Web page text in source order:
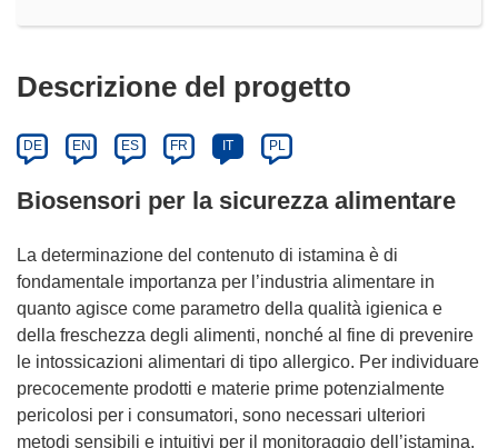
Descrizione del progetto
DE EN ES FR IT PL
Biosensori per la sicurezza alimentare
La determinazione del contenuto di istamina è di
fondamentale importanza per l’industria alimentare in
quanto agisce come parametro della qualità igienica e
della freschezza degli alimenti, nonché al fine di prevenire
le intossicazioni alimentari di tipo allergico. Per individuare
precocemente prodotti e materie prime potenzialmente
pericolosi per i consumatori, sono necessari ulteriori
metodi sensibili e intuitivi per il monitoraggio dell’istamina.